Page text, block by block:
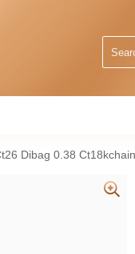
Dibag 0.38